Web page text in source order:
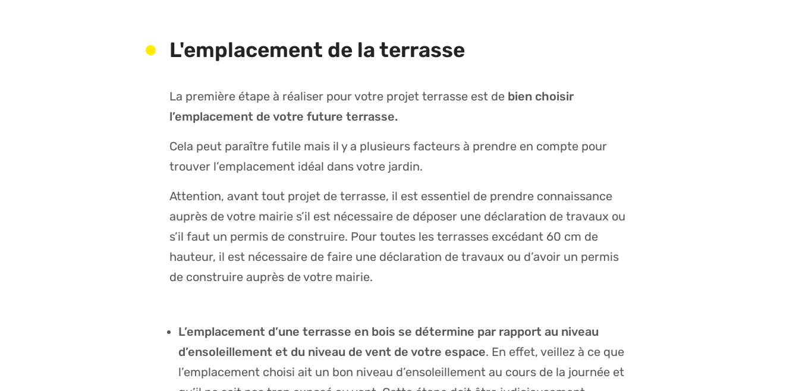
L'emplacement de la terrasse
La première étape à réaliser pour votre projet terrasse est de bien choisir
l’emplacement de votre future terrasse.
Cela peut paraître futile mais il y a plusieurs facteurs à prendre en compte pour
trouver l’emplacement idéal dans votre jardin.
Attention, avant tout projet de terrasse, il est essentiel de prendre connaissance
auprès de votre mairie s’il est nécessaire de déposer une déclaration de travaux ou
s’il faut un permis de construire. Pour toutes les terrasses excédant 60 cm de
hauteur, il est nécessaire de faire une déclaration de travaux ou d’avoir un permis
de construire auprès de votre mairie.
L’emplacement d’une terrasse en bois se détermine par rapport au niveau
d’ensoleillement et du niveau de vent de votre espace. En effet, veillez à ce que
l’emplacement choisi ait un bon niveau d’ensoleillement au cours de la journée et